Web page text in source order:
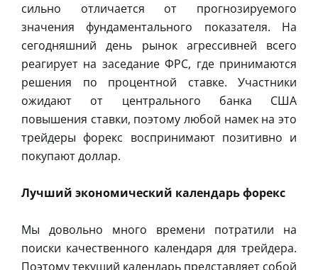
сильно отличается от прогнозируемого
значения фундаментального показателя. На
сегодняшний день рынок агрессивней всего
реагирует на заседание ФРС, где принимаются
решения по процентной ставке. Участники
ожидают от центрального банка США
повышения ставки, поэтому любой намек на это
трейдеры форекс воспринимают позитивно и
покупают доллар.
Лучший экономический календарь форекс
Мы довольно много времени потратили на
поиски качественного календаря для трейдера.
Поэтому текущий календарь представляет собой